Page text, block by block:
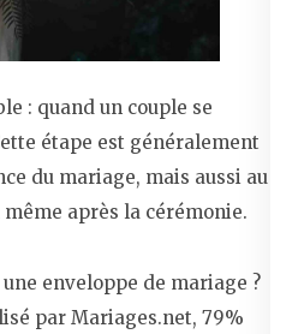
: quand un couple se
étape est généralement
du mariage, mais aussi au
après la cérémonie.
enveloppe de mariage ?
par Mariages.net, 79%